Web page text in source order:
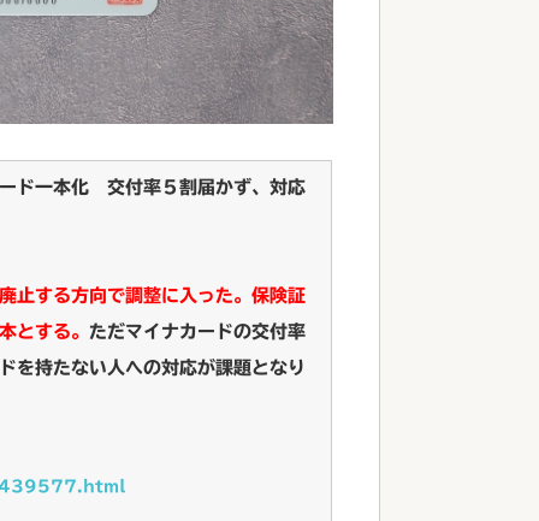
ド一本化 交付率５割届かず、対応
止する方向で調整に入った。保険証
とする。 ただマイナカードの交付率
を持たない人への対応が課題となり